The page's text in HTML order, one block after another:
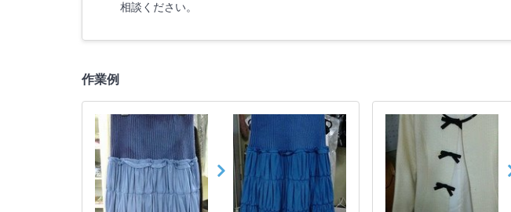
相談ください。
作業例